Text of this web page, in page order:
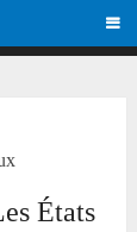
États